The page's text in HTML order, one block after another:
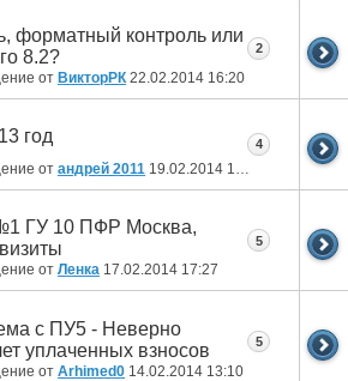
форматный контроль или
8.2?
от ВикторРК 22.02.2014 16:20
2
год
от андрей 2011 19.02.2014 10:29
4
ГУ 10 ПФР Москва,
от Ленка 17.02.2014 17:27
5
с ПУ5 - Неверно
уплаченных взносов
от Arhimed0 14.02.2014 13:10
5